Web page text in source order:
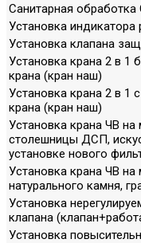
Санитарная обработка
Установка индикатора
Установка клапана
Установка крана 2 в 1
крана (кран наш)
Установка крана 2 в 1
крана (кран наш)
Установка крана ЧВ на
столешницы ДСП,
установке нового
Установка крана ЧВ
натурального камня,
Установка
клапана
Установка